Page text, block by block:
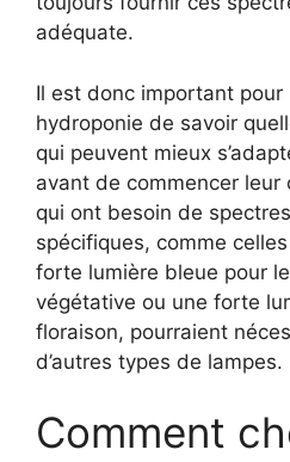
adéquate.
Il est donc important
hydroponie de savoir
qui peuvent mieux
avant de commencer leur
qui ont besoin de
spécifiques, comme
forte lumière bleue pour
végétative ou une forte
floraison, pourraient
d’autres types de lampes.
Comment